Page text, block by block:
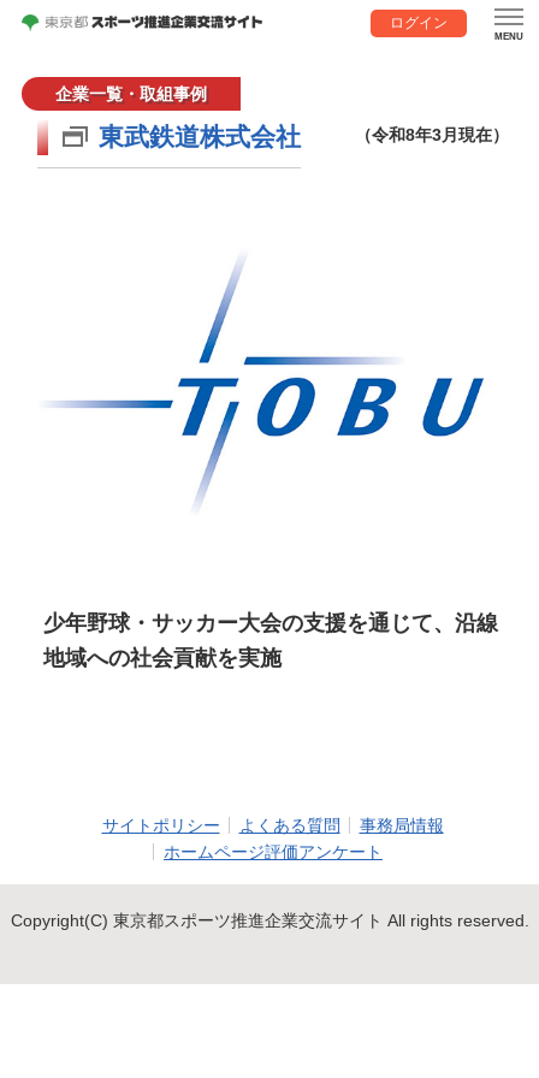
ログイン
企業一覧・取組事例
東武鉄道株式会社 （令和8年3月現在）
少年野球・サッカー大会の支援を通じて、沿線
地域への社会貢献を実施
サイトポリシー よくある質問
事務局情報
ホームページ評価アンケート
Copyright(C) 東京都スポーツ推進企業交流サイト All rights reserved.